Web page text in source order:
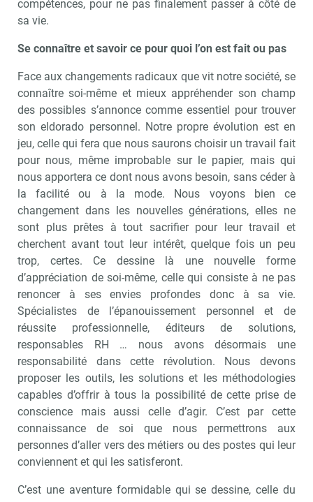
compétences, pour ne pas finalement passer à côté de
sa vie.
Se connaître et savoir ce pour quoi l’on est fait ou pas
Face aux changements radicaux que vit notre société, se
connaître soi-même et mieux appréhender son champ
des possibles s’annonce comme essentiel pour trouver
son eldorado personnel. Notre propre évolution est en
jeu, celle qui fera que nous saurons choisir un travail fait
pour nous, même improbable sur le papier, mais qui
nous apportera ce dont nous avons besoin, sans céder à
la facilité ou à la mode. Nous voyons bien ce
changement dans les nouvelles générations, elles ne
sont plus prêtes à tout sacrifier pour leur travail et
cherchent avant tout leur intérêt, quelque fois un peu
trop, certes. Ce dessine là une nouvelle forme
d’appréciation de soi-même, celle qui consiste à ne pas
renoncer à ses envies profondes donc à sa vie.
Spécialistes de l’épanouissement personnel et de
réussite professionnelle, éditeurs de solutions,
responsables RH … nous avons désormais une
responsabilité dans cette révolution. Nous devons
proposer les outils, les solutions et les méthodologies
capables d’offrir à tous la possibilité de cette prise de
conscience mais aussi celle d’agir. C’est par cette
connaissance de soi que nous permettrons aux
personnes d’aller vers des métiers ou des postes qui leur
conviennent et qui les satisferont.
C’est une aventure formidable qui se dessine, celle du